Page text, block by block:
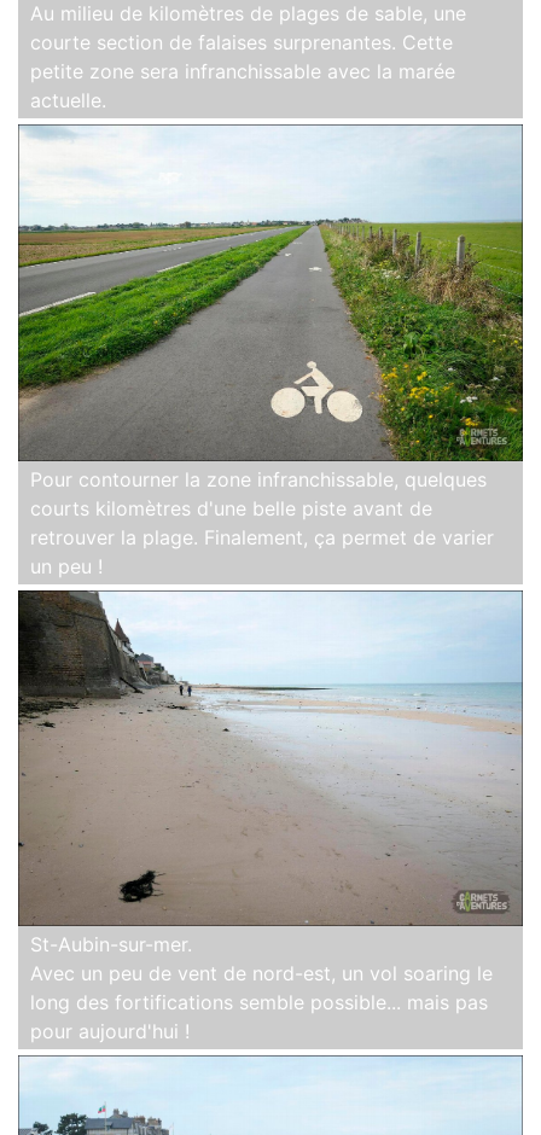
Au milieu de kilomètres de plages de sable, une
courte section de falaises surprenantes. Cette
petite zone sera infranchissable avec la marée
actuelle.
Pour contourner la zone infranchissable, quelques
courts kilomètres d'une belle piste avant de
retrouver la plage. Finalement, ça permet de varier
un peu !
St-Aubin-sur-mer.
Avec un peu de vent de nord-est, un vol soaring le
long des fortifications semble possible... mais pas
pour aujourd'hui !